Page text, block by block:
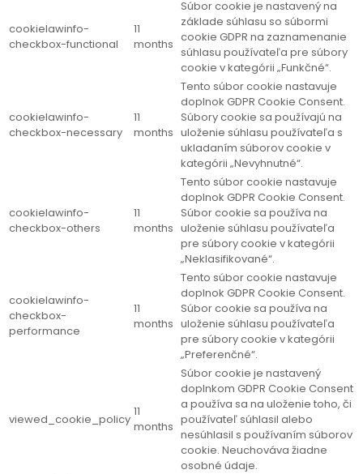
cookielawinfo-
checkbox-functional
11
months
Súbor cookie je nastavený na
základe súhlasu so súbormi
cookie GDPR na zaznamenanie
súhlasu používateľa pre súbory
cookie v kategórii „Funkčné“.
cookielawinfo-
checkbox-necessary
11
months
Tento súbor cookie nastavuje
doplnok GDPR Cookie Consent.
Súbory cookie sa používajú na
uloženie súhlasu používateľa s
ukladaním súborov cookie v
kategórii „Nevyhnutné“.
cookielawinfo-
checkbox-others
11
months
Tento súbor cookie nastavuje
doplnok GDPR Cookie Consent.
Súbor cookie sa používa na
uloženie súhlasu používateľa
pre súbory cookie v kategórii
„Neklasifikované“.
cookielawinfo-
checkbox-
performance
11
months
Tento súbor cookie nastavuje
doplnok GDPR Cookie Consent.
Súbor cookie sa používa na
uloženie súhlasu používateľa
pre súbory cookie v kategórii
„Preferenčné“.
viewed_cookie_policy
11
months
Súbor cookie je nastavený
doplnkom GDPR Cookie Consent
a používa sa na uloženie toho, či
používateľ súhlasil alebo
nesúhlasil s používaním súborov
cookie. Neuchováva žiadne
osobné údaje.